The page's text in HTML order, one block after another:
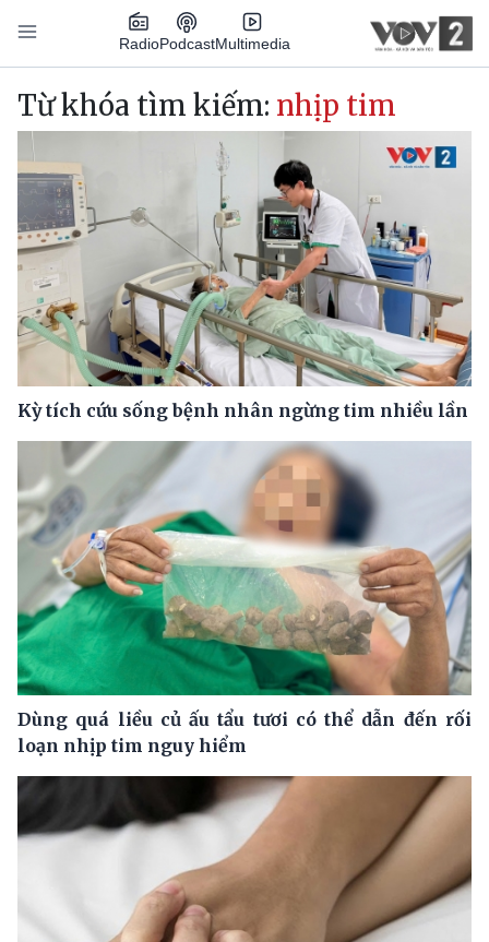
Nhảy đến nội dung
RadioPodcastMultimedia
Main navigation
Từ khóa tìm kiếm: nhịp tim
Kỳ tích cứu sống bệnh nhân ngừng tim nhiều lần
Dùng quá liều củ ấu tẩu tươi có thể dẫn đến rối
loạn nhịp tim nguy hiểm